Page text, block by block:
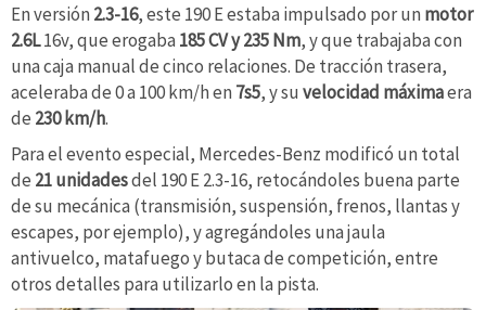
En versión 2.3-16, este 190 E estaba impulsado por un motor
2.6L16v, que erogaba 185 CV y 235 Nm, y que trabajaba con
una caja manual de cinco relaciones. De tracción trasera,
aceleraba de 0 a 100 km/h en 7s5, y su velocidad máximaera
de 230 km/h.
Para el evento especial, Mercedes-Benz modificó un total
de 21 unidadesdel 190 E 2.3-16, retocándoles buena parte
de su mecánica (transmisión, suspensión, frenos, llantas y
escapes, por ejemplo), y agregándoles una jaula
antivuelco, matafuego y butaca de competición, entre
otros detalles para utilizarlo en la pista.